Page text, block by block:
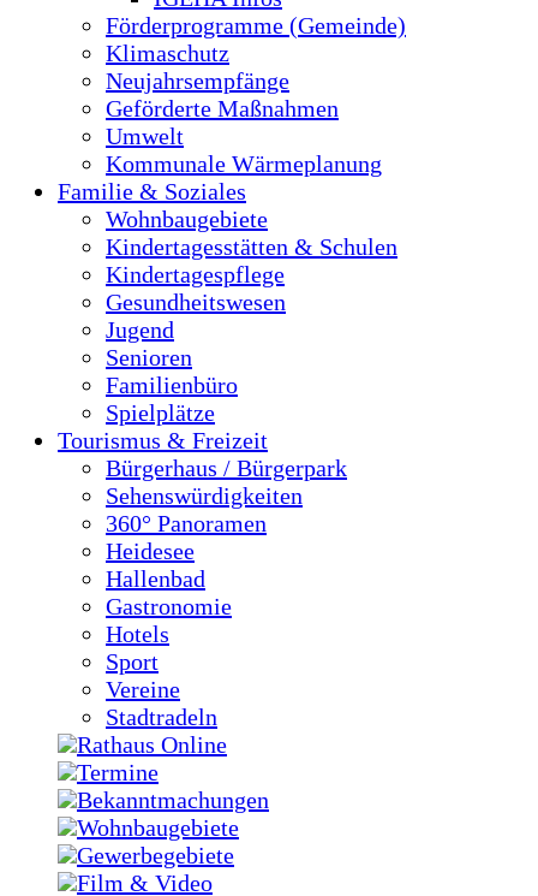
Förderprogramme (Gemeinde)
Klimaschutz
Neujahrsempfänge
Geförderte Maßnahmen
Umwelt
Kommunale Wärmeplanung
Familie & Soziales
Wohnbaugebiete
Kindertagesstätten & Schulen
Kindertagespflege
Gesundheitswesen
Jugend
Senioren
Familienbüro
Spielplätze
Tourismus & Freizeit
Bürgerhaus / Bürgerpark
Sehenswürdigkeiten
360° Panoramen
Heidesee
Hallenbad
Gastronomie
Hotels
Sport
Vereine
Stadtradeln
Rathaus Online
Termine
Bekanntmachungen
Wohnbaugebiete
Gewerbegebiete
Film & Video